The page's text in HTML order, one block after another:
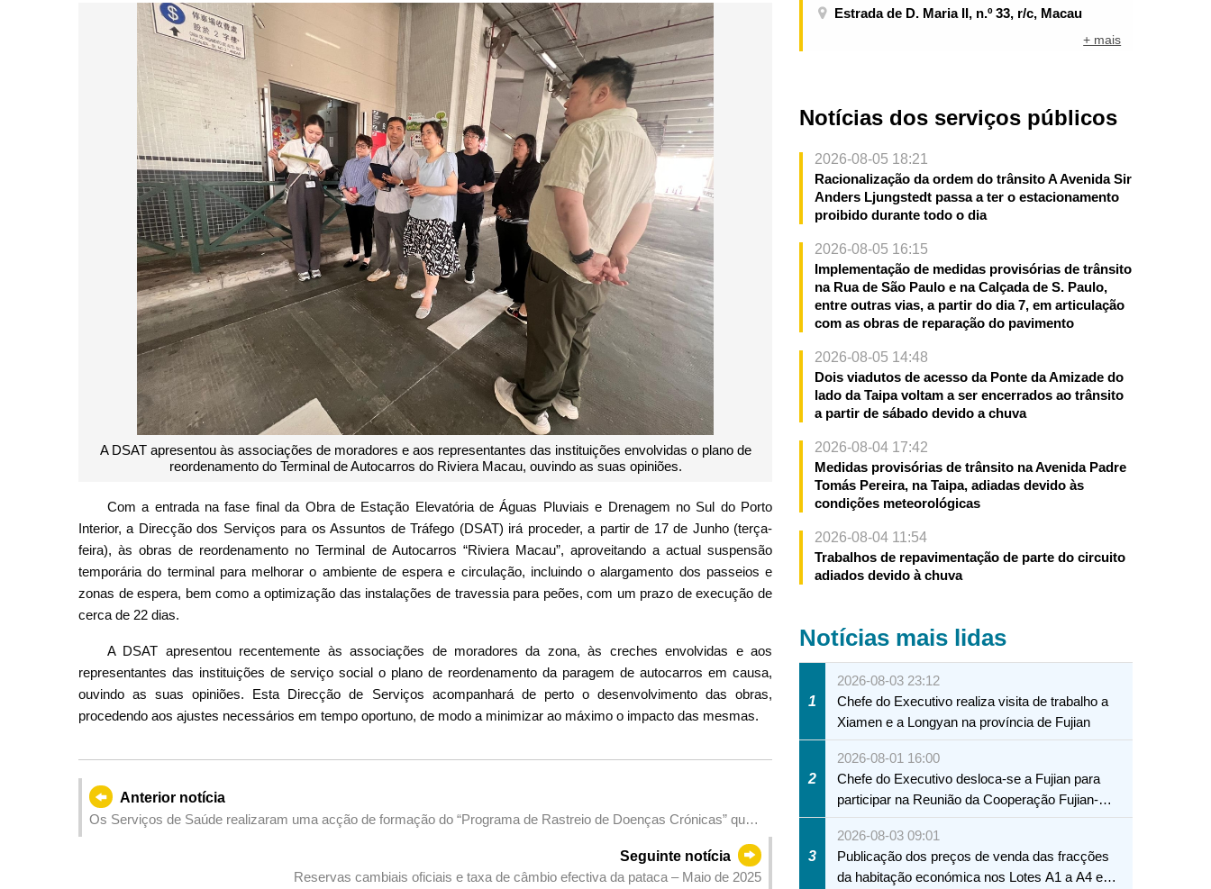
A DSAT apresentou às associações de moradores e aos representantes das instituições envolvidas o plano de
reordenamento do Terminal de Autocarros do Riviera Macau, ouvindo as suas opiniões.
Com a entrada na fase final da Obra de Estação Elevatória de Águas Pluviais e Drenagem no Sul do Porto
Interior, a Direcção dos Serviços para os Assuntos de Tráfego (DSAT) irá proceder, a partir de 17 de Junho (terça-
feira), às obras de reordenamento no Terminal de Autocarros “Riviera Macau”, aproveitando a actual suspensão
temporária do terminal para melhorar o ambiente de espera e circulação, incluindo o alargamento dos passeios e
zonas de espera, bem como a optimização das instalações de travessia para peões, com um prazo de execução de
cerca de 22 dias.
A DSAT apresentou recentemente às associações de moradores da zona, às creches envolvidas e aos
representantes das instituições de serviço social o plano de reordenamento da paragem de autocarros em causa,
ouvindo as suas opiniões. Esta Direcção de Serviços acompanhará de perto o desenvolvimento das obras,
procedendo aos ajustes necessários em tempo oportuno, de modo a minimizar ao máximo o impacto das mesmas.
Anterior notícia
Os Serviços de Saúde realizaram uma acção de formação do “Programa de Rastreio de Doenças Crónicas” que
Seguinte notícia
Reservas cambiais oficiais e taxa de câmbio efectiva da pataca – Maio de 2025
Estrada de D. Maria II, n.º 33, r/c, Macau
+ mais
Notícias dos serviços públicos
2026-08-05 18:21
Racionalização da ordem do trânsito A Avenida Sir
Anders Ljungstedt passa a ter o estacionamento
proibido durante todo o dia
2026-08-05 16:15
Implementação de medidas provisórias de trânsito
na Rua de São Paulo e na Calçada de S. Paulo,
entre outras vias, a partir do dia 7, em articulação
com as obras de reparação do pavimento
2026-08-05 14:48
Dois viadutos de acesso da Ponte da Amizade do
lado da Taipa voltam a ser encerrados ao trânsito
a partir de sábado devido a chuva
2026-08-04 17:42
Medidas provisórias de trânsito na Avenida Padre
Tomás Pereira, na Taipa, adiadas devido às
condições meteorológicas
2026-08-04 11:54
Trabalhos de repavimentação de parte do circuito
adiados devido à chuva
Notícias mais lidas
1
2026-08-03 23:12
Chefe do Executivo realiza visita de trabalho a
Xiamen e a Longyan na província de Fujian
2
2026-08-01 16:00
Chefe do Executivo desloca-se a Fujian para
participar na Reunião da Cooperação Fujian-
Macau
3
2026-08-03 09:01
Publicação dos preços de venda das fracções
da habitação económica nos Lotes A1 a A4 e